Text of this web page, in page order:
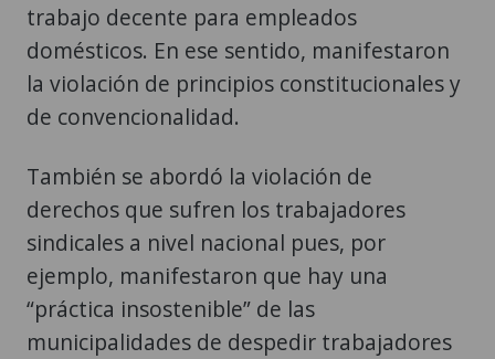
trabajo decente para empleados
domésticos. En ese sentido, manifestaron
la violación de principios constitucionales y
de convencionalidad.
También se abordó la violación de
derechos que sufren los trabajadores
sindicales a nivel nacional pues, por
ejemplo, manifestaron que hay una
“práctica insostenible” de las
municipalidades de despedir trabajadores